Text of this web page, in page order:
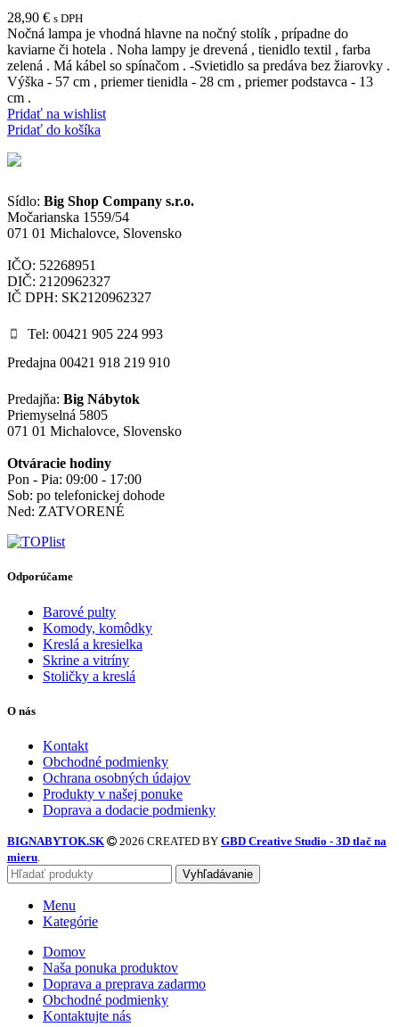
28,90 € s DPH
Nočná lampa je vhodná hlavne na nočný stolík , prípadne do
kaviarne či hotela . Noha lampy je drevená , tienidlo textil , farba
zelená . Má kábel so spínačom . -Svietidlo sa predáva bez žiarovky .
Výška - 57 cm , priemer tienidla - 28 cm , priemer podstavca - 13
cm .
Pridať na wishlist
Pridať do košíka
Sídlo: Big Shop Company s.r.o.
Močarianska 1559/54
071 01 Michalovce, Slovensko
IČO: 52268951
DIČ: 2120962327
IČ DPH: SK2120962327
Tel: 00421 905 224 993
Predajna 00421 918 219 910
Predajňa: Big Nábytok
Priemyselná 5805
071 01 Michalovce, Slovensko
Otváracie hodiny
Pon - Pia: 09:00 - 17:00
Sob: po telefonickej dohode
Ned: ZATVORENÉ
Odporúčame
Barové pulty
Komody, komôdky
Kreslá a kresielka
Skrine a vitríny
Stoličky a kreslá
O nás
Kontakt
Obchodné podmienky
Ochrana osobných údajov
Produkty v našej ponuke
Doprava a dodacie podmienky
BIGNABYTOK.SK 2026 CREATED BY GBD Creative Studio - 3D tlač na
mieru
Vyhľadávanie
Menu
Kategórie
Domov
Naša ponuka produktov
Doprava a preprava zadarmo
Obchodné podmienky
Kontaktujte nás